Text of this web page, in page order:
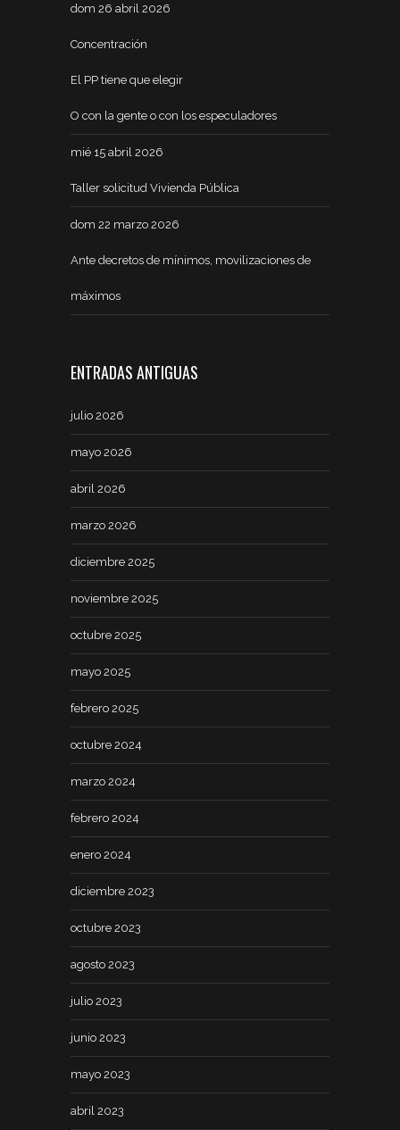
dom 26 abril 2026
Concentración
El PP tiene que elegir
O con la gente o con los especuladores
mié 15 abril 2026
Taller solicitud Vivienda Pública
dom 22 marzo 2026
Ante decretos de mínimos, movilizaciones de
máximos
ENTRADAS ANTIGUAS
julio 2026
mayo 2026
abril 2026
marzo 2026
diciembre 2025
noviembre 2025
octubre 2025
mayo 2025
febrero 2025
octubre 2024
marzo 2024
febrero 2024
enero 2024
diciembre 2023
octubre 2023
agosto 2023
julio 2023
junio 2023
mayo 2023
abril 2023